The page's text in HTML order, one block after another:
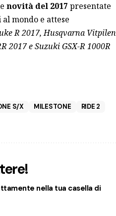
novità del 2017 presentate
mondo e attese
R 2017, Husqvarna Vitpilen
2017 e Suzuki GSX-R 1000R
S/X MILESTONE
RIDE 2
nella tua casella di